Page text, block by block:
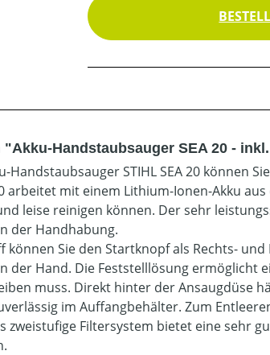
Handstaubsauger SEA 20 -
Handstaubsauger STIHL SEA 20 können
arbeitet mit einem Lithium-Ionen-Akku
leise reinigen können. Der sehr
der Handhabung.
können Sie den Startknopf als Rechts-
in der Hand. Die Feststelllösung
muss. Direkt hinter der Ansaugdüse
im Auffangbehälter. Zum
zweistufige Filtersystem bietet eine sehr